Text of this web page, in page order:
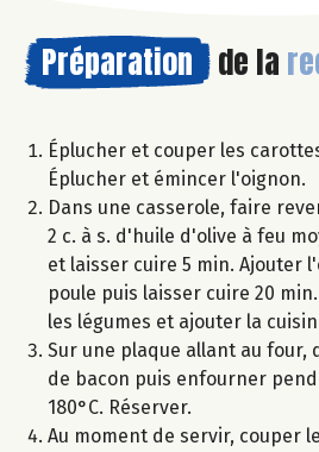
Préparation de la
Éplucher et couper les
Éplucher et émincer l'oignon.
Dans une casserole, faire
2 c. à s. d'huile d'olive à feu
et laisser cuire 5 min. Ajouter
poule puis laisser cuire 20
les légumes et ajouter la
Sur une plaque allant au four,
de bacon puis enfourner
180°C. Réserver.
Au moment de servir, couper